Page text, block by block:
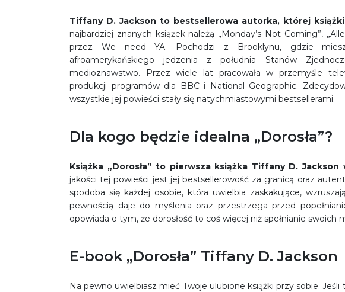
Tiffany D. Jackson to bestsellerowa autorka, której
najbardziej znanych książek należą „Monday’s Not Coming”,
przez We need YA. Pochodzi z Brooklynu, gdzie
afroamerykańskiego jedzenia z południa Stanów
medioznawstwo. Przez wiele lat pracowała w przemyśle
produkcji programów dla BBC i National Geographic.
wszystkie jej powieści stały się natychmiastowymi bestsellerami.
Dla kogo będzie idealna „Dorosła”?
Książka „Dorosła” to pierwsza książka Tiffany D.
jakości tej powieści jest jej bestsellerowość za granicą oraz
spodoba się każdej osobie, która uwielbia zaskakujące,
pewnością daje do myślenia oraz przestrzega przed
opowiada o tym, że dorosłość to coś więcej niż spełnianie swoich
E-book „Dorosła” Tiffany D. Jackson
Na pewno uwielbiasz mieć Twoje ulubione książki przy sobie. Jeśli